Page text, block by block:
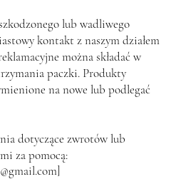
lub wadliwego
kontakt z naszym działem
można składać w
paczki. Produkty
na nowe lub podlegać
dotyczące zwrotów lub
za pomocą:
]